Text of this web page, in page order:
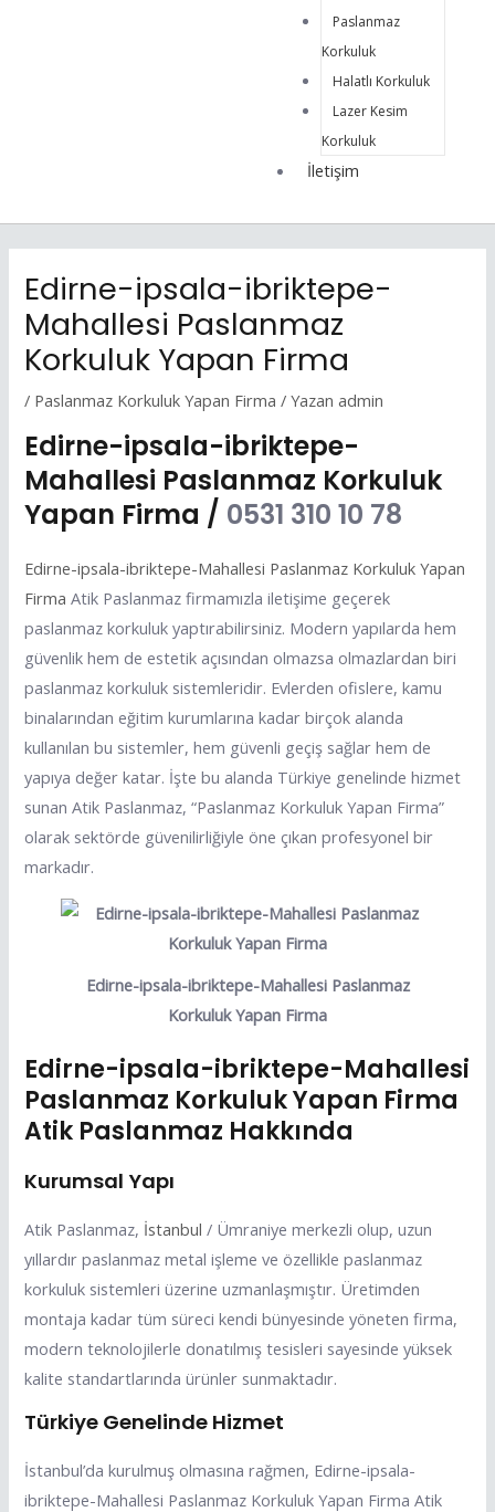
Paslanmaz
Korkuluk
Halatlı Korkuluk
Lazer Kesim
Korkuluk
İletişim
Edirne-ipsala-ibriktepe-
Mahallesi Paslanmaz
Korkuluk Yapan Firma
/ Paslanmaz Korkuluk Yapan Firma / Yazan admin
Edirne-ipsala-ibriktepe-
Mahallesi Paslanmaz Korkuluk
Yapan Firma / 0531 310 10 78
Edirne-ipsala-ibriktepe-Mahallesi Paslanmaz Korkuluk Yapan
Firma Atik Paslanmaz firmamızla iletişime geçerek
paslanmaz korkuluk yaptırabilirsiniz. Modern yapılarda hem
güvenlik hem de estetik açısından olmazsa olmazlardan biri
paslanmaz korkuluk sistemleridir. Evlerden ofislere, kamu
binalarından eğitim kurumlarına kadar birçok alanda
kullanılan bu sistemler, hem güvenli geçiş sağlar hem de
yapıya değer katar. İşte bu alanda Türkiye genelinde hizmet
sunan Atik Paslanmaz, “Paslanmaz Korkuluk Yapan Firma”
olarak sektörde güvenilirliğiyle öne çıkan profesyonel bir
markadır.
Edirne-ipsala-ibriktepe-Mahallesi Paslanmaz
Korkuluk Yapan Firma
Edirne-ipsala-ibriktepe-Mahallesi
Paslanmaz Korkuluk Yapan Firma
Atik Paslanmaz Hakkında
Kurumsal Yapı
Atik Paslanmaz, İstanbul / Ümraniye merkezli olup, uzun
yıllardır paslanmaz metal işleme ve özellikle paslanmaz
korkuluk sistemleri üzerine uzmanlaşmıştır. Üretimden
montaja kadar tüm süreci kendi bünyesinde yöneten firma,
modern teknolojilerle donatılmış tesisleri sayesinde yüksek
kalite standartlarında ürünler sunmaktadır.
Türkiye Genelinde Hizmet
İstanbul’da kurulmuş olmasına rağmen, Edirne-ipsala-
ibriktepe-Mahallesi Paslanmaz Korkuluk Yapan Firma Atik